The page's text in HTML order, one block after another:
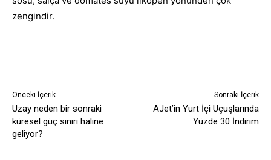
zengindir.
Önceki İçerik
Uzay neden bir sonraki
küresel güç sınırı haline
geliyor?
Sonraki İçerik
AJet’in Yurt İçi Uçuşlarında
Yüzde 30 İndirim